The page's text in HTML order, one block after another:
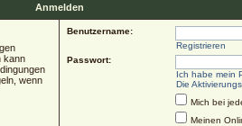
Anmelden
kann
wenn
Benutzername:
Registrieren
Passwort:
Ich habe mein
Die
Mich bei
Meinen